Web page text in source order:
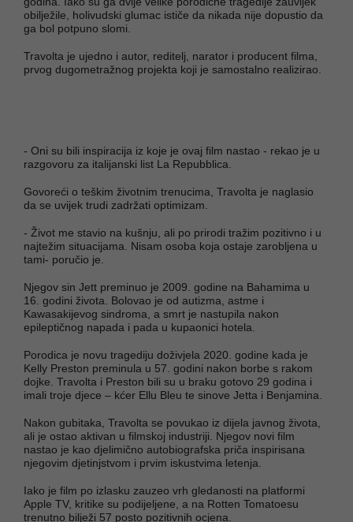
obilježile, holivudski glumac ističe da nikada nije dopustio da
ga bol potpuno slomi.
Travolta je ujedno i autor, reditelj, narator i producent filma,
prvog dugometražnog projekta koji je samostalno realizirao.
- Oni su bili inspiracija iz koje je ovaj film nastao - rekao je u
razgovoru za italijanski list La Repubblica.
Govoreći o teškim životnim trenucima, Travolta je naglasio
da se uvijek trudi zadržati optimizam.
- Život me stavio na kušnju, ali po prirodi tražim pozitivno i u
najtežim situacijama. Nisam osoba koja ostaje zarobljena u
tami- poručio je.
Njegov sin Jett preminuo je 2009. godine na Bahamima u
16. godini života. Bolovao je od autizma, astme i
Kawasakijevog sindroma, a smrt je nastupila nakon
epileptičnog napada i pada u kupaonici hotela.
Porodica je novu tragediju doživjela 2020. godine kada je
Kelly Preston preminula u 57. godini nakon borbe s rakom
dojke. Travolta i Preston bili su u braku gotovo 29 godina i
imali troje djece – kćer Ellu Bleu te sinove Jetta i Benjamina.
Nakon gubitaka, Travolta se povukao iz dijela javnog života,
ali je ostao aktivan u filmskoj industriji. Njegov novi film
nastao je kao djelimično autobiografska priča inspirisana
njegovim djetinjstvom i prvim iskustvima letenja.
Iako je film po izlasku zauzeo vrh gledanosti na platformi
Apple TV, kritike su podijeljene, a na Rotten Tomatoesu
trenutno bilježi 57 posto pozitivnih ocjena.